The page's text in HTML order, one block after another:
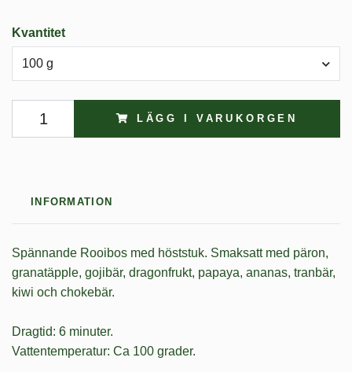
Kvantitet
100 g
LÄGG I VARUKORGEN
INFORMATION
Spännande Rooibos med höststuk. Smaksatt med päron,
granatäpple, gojibär, dragonfrukt, papaya, ananas, tranbär,
kiwi och chokebär.
Dragtid: 6 minuter.
Vattentemperatur: Ca 100 grader.